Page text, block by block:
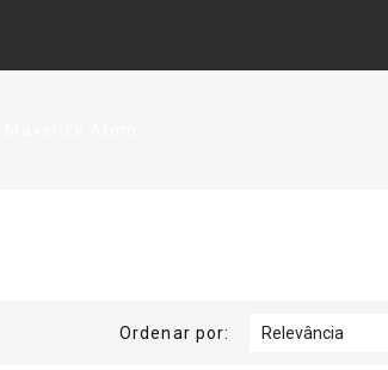
Ordenar por: Relevância